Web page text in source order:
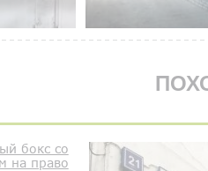
бокс со
на право